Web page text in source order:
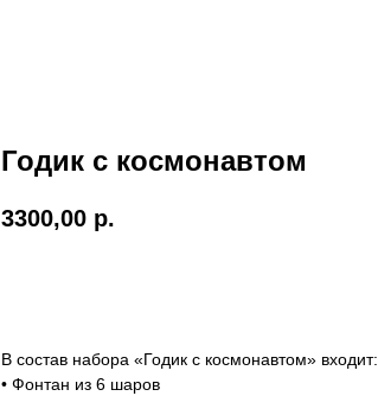
Годик с космонавтом
3300,00 р.
В состав набора «Годик с космонавтом» входит:
• Фонтан из 6 шаров